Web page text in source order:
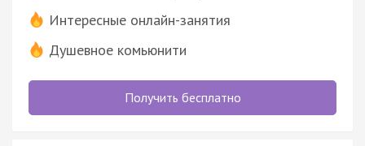
Интересные онлайн-занятия
Душевное комьюнити
Получить бесплатно